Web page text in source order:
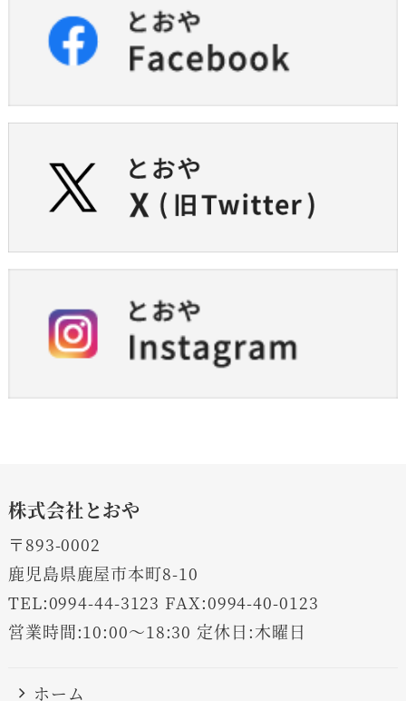
株式会社とおや
〒893-0002
鹿児島県鹿屋市本町8-10
TEL:0994-44-3123 FAX:0994-40-0123
営業時間:10:00～18:30 定休日:木曜日
ホーム